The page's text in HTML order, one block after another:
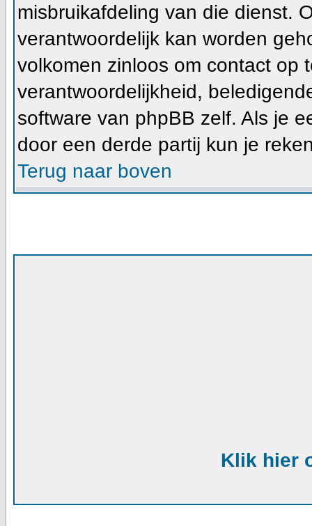
misbruikafdeling van die dienst.
verantwoordelijk kan worden
volkomen zinloos om contact op
verantwoordelijkheid,
software van phpBB zelf. Als je
door een derde partij kun je
Terug naar boven
Klik hier